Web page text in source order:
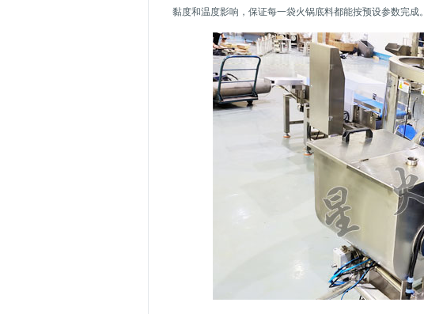
黏度和温度影响，保证每一袋火锅底料都能按预设参数完成。